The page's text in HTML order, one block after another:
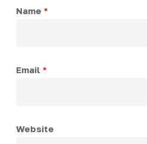
Name *
Email *
Website